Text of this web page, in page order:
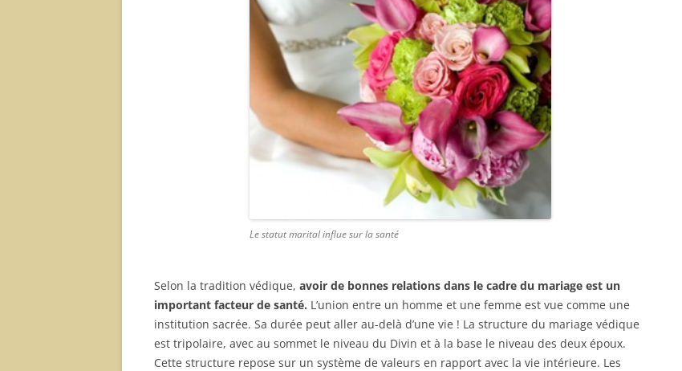
Le statut marital influe sur la santé
Selon la tradition védique, avoir de bonnes relations dans le cadre du mariage est un
important facteur de santé. L’union entre un homme et une femme est vue comme une
institution sacrée. Sa durée peut aller au-delà d’une vie ! La structure du mariage védique
est tripolaire, avec au sommet le niveau du Divin et à la base le niveau des deux époux.
Cette structure repose sur un système de valeurs en rapport avec la vie intérieure. Les